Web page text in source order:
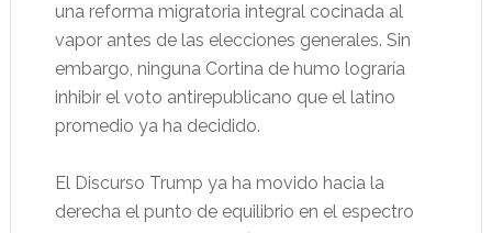
una reforma migratoria integral cocinada al
vapor antes de las elecciones generales. Sin
embargo, ninguna Cortina de humo lograría
inhibir el voto antirepublicano que el latino
promedio ya ha decidido.
El Discurso Trump ya ha movido hacia la
derecha el punto de equilibrio en el espectro